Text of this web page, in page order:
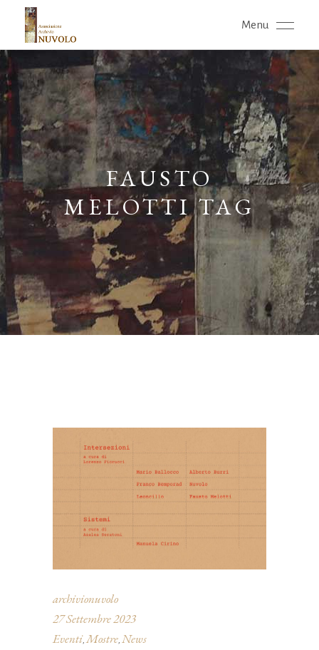
Menu
FAUSTO
MELOTTI TAG
archivionuvolo
27 Settembre 2023
Eventi,Mostre, News